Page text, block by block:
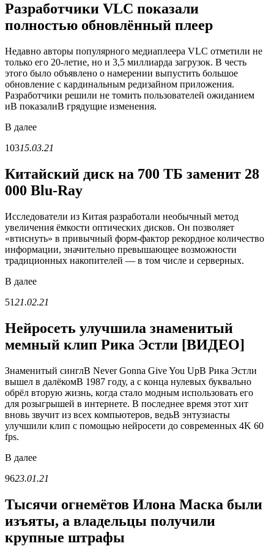
Разработчики VLC показали
полностью обновлённый плеер
Недавно авторы популярного медиаплеера VLC отметили не
только его 20-летие, но и 3,5 миллиарда загрузок. В честь
этого было объявлено о намерении выпустить большое
обновление с кардинальным редизайном приложения.
Разработчики решили не томить пользователей ожиданием
иВ показалиВ грядущие изменения.
В далее
10315.03.21
Китайский диск на 700 ТБ заменит 28
000 Blu-Ray
Исследователи из Китая разработали необычный метод
увеличения ёмкости оптических дисков. Он позволяет
«втиснуть» в привычный форм-фактор рекордное количество
информации, значительно превышающее возможности
традиционных накопителей — в том числе и серверных.
В далее
5121.02.21
Нейросеть улучшила знаменитый
мемный клип Рика Эстли [ВИДЕО]
Знаменитый синглВ Never Gonna Give You UpВ Рика Эстли
вышел в далёкомВ 1987 году, а с конца нулевых буквально
обрёл вторую жизнь, когда стало модным использовать его
для розыгрышей в интернете. В последнее время этот хит
вновь звучит из всех компьютеров, ведьВ энтузиасты
улучшили клип с помощью нейросети до современных 4K 60
fps.
В далее
9623.01.21
Тысячи огнемётов Илона Маска были
изъяты, а владельцы получили
крупные штрафы